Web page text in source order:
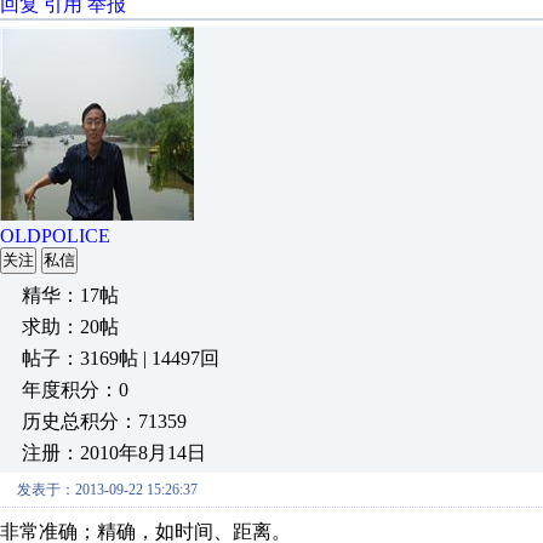
回复 引用 举报
OLDPOLICE
关注 私信
精华：17帖
求助：20帖
帖子：3169帖 | 14497回
年度积分：0
历史总积分：71359
注册：2010年8月14日
发表于：2013-09-22 15:26:37
非常准确；精确，如时间、距离。